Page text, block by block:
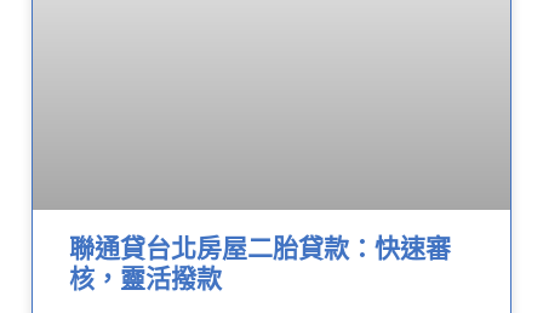
聯通貸台北房屋二胎貸款：快速審
核，靈活撥款